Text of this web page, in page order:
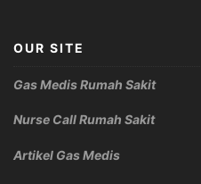
OUR SITE
Gas Medis Rumah Sakit
Nurse Call Rumah Sakit
Artikel Gas Medis